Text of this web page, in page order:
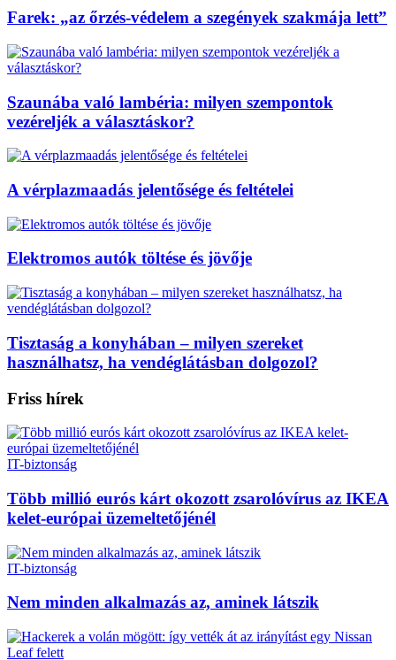
Farek: „az őrzés-védelem a szegények szakmája lett”
Szaunába való lambéria: milyen szempontok
vezéreljék a választáskor?
A vérplazmaadás jelentősége és feltételei
Elektromos autók töltése és jövője
Tisztaság a konyhában – milyen szereket
használhatsz, ha vendéglátásban dolgozol?
Friss hírek
IT-biztonság
Több millió eurós kárt okozott zsarolóvírus az IKEA
kelet-európai üzemeltetőjénél
IT-biztonság
Nem minden alkalmazás az, aminek látszik